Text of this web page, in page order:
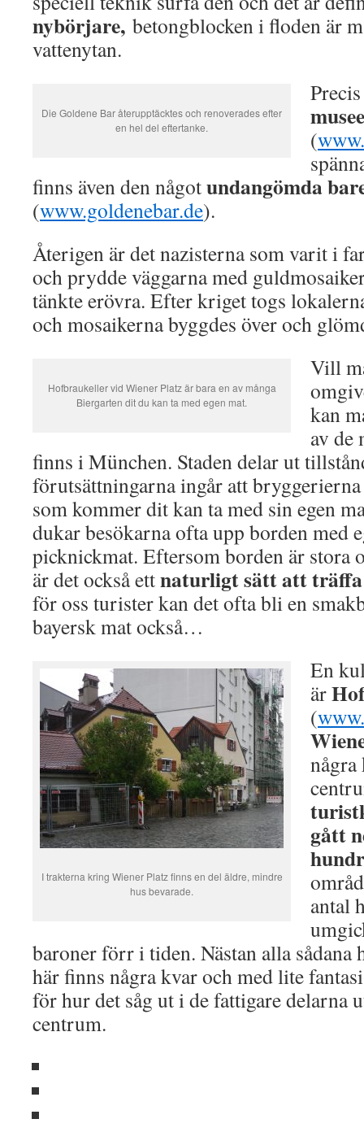
nybörjare, betongblocken i floden är
vattenytan.
Die Goldene Bar återupptäcktes och renoverades efter
en hel del eftertanke.
(
finns även den någotundangömda
(www.goldenebar.de).
Återigen är det nazisterna som varit i
och prydde väggarna med
tänkte erövra. Efter kriget togs
och mosaikerna byggdes över och
Hofbraukeller vid Wiener Platz är bara en av många
Biergarten dit du kan ta med egen mat.
Vill
kan
av de
finns i München. Staden delar ut
förutsättningarna ingår att
som kommer dit kan ta med sin egen
dukar besökarna ofta upp borden med
picknickmat. Eftersom borden är stora
är det också ettnaturligt sätt att
för oss turister kan det ofta bli en
bayersk mat också…
I trakterna kring Wiener Platz finns en del äldre, mindre
hus bevarade.
En
är
(
gått
antal
baroner förr i tiden. Nästan alla
här finns några kvar och med lite
för hur det såg ut i de fattigare delarna
centrum.